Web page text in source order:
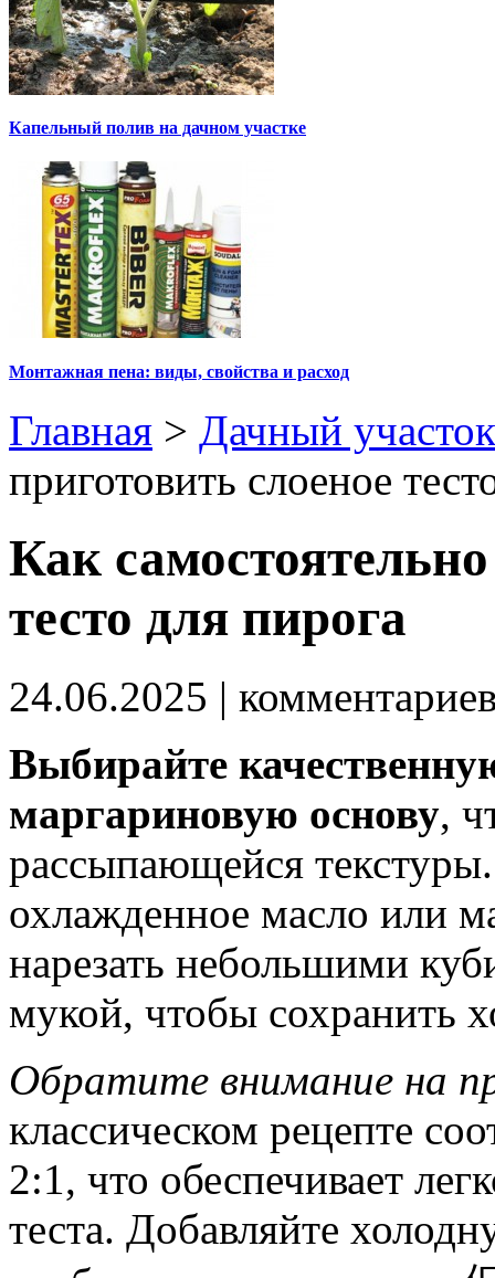
Капельный полив на дачном участке
Монтажная пена: виды, свойства и расход
Главная > Дачный участок
приготовить слоеное
Как
тесто для пирога
24.06.2025 |
Выбирайте
маргариновую основу,
рассыпающейся
охлажденное масло или
нарезать небольшими
мукой, чтобы сохранить
Обратите внимание на
классическом рецепте
2:1, что обеспечивает
теста. Добавляйте